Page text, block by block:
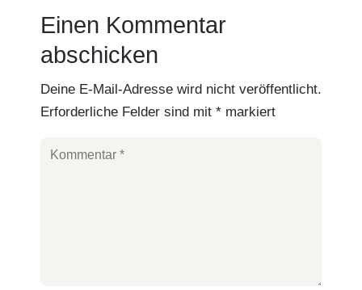
Einen Kommentar
abschicken
Deine E-Mail-Adresse wird nicht veröffentlicht.
Erforderliche Felder sind mit * markiert